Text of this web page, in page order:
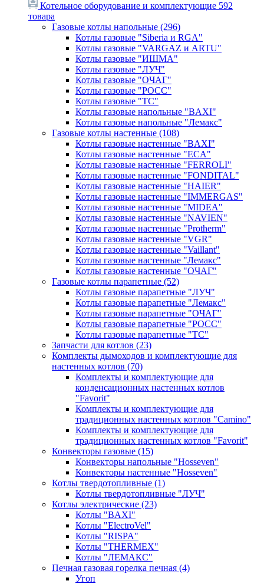
Котельное оборудование и комплектующие 592
товара
Газовые котлы напольные (296)
Котлы газовые "Siberia и RGA"
Котлы газовые "VARGAZ и ARTU"
Котлы газовые "ИШМА"
Котлы газовые "ЛУЧ"
Котлы газовые "ОЧАГ"
Котлы газовые "РОСС"
Котлы газовые "ТС"
Котлы газовые напольные "BAXI"
Котлы газовые напольные "Лемакс"
Газовые котлы настенные (108)
Котлы газовые настенные "BAXI"
Котлы газовые настенные "ECA"
Котлы газовые настенные "FERROLI"
Котлы газовые настенные "FONDITAL"
Котлы газовые настенные "HAIER"
Котлы газовые настенные "IMMERGAS"
Котлы газовые настенные "MIDEA"
Котлы газовые настенные "NAVIEN"
Котлы газовые настенные "Protherm"
Котлы газовые настенные "VGR"
Котлы газовые настенные "Vaillant"
Котлы газовые настенные "Лемакс"
Котлы газовые настенные "ОЧАГ"
Газовые котлы парапетные (52)
Котлы газовые парапетные "ЛУЧ"
Котлы газовые парапетные "Лемакс"
Котлы газовые парапетные "ОЧАГ"
Котлы газовые парапетные "РОСС"
Котлы газовые парапетные "ТС"
Запчасти для котлов (23)
Комплекты дымоходов и комплектующие для
настенных котлов (70)
Комплекты и комплектующие для
конденсационных настенных котлов
"Favorit"
Комплекты и комплектующие для
традиционных настенных котлов "Camino"
Комплекты и комплектующие для
традиционных настенных котлов "Favorit"
Конвекторы газовые (15)
Конвекторы напольные "Hosseven"
Конвекторы настенные "Hosseven"
Котлы твердотопливные (1)
Котлы твердотопливные "ЛУЧ"
Котлы электрические (23)
Котлы "BAXI"
Котлы "ElectroVel"
Котлы "RISPA"
Котлы "THERMEX"
Котлы "ЛЕМАКС"
Печная газовая горелка печная (4)
Угоп